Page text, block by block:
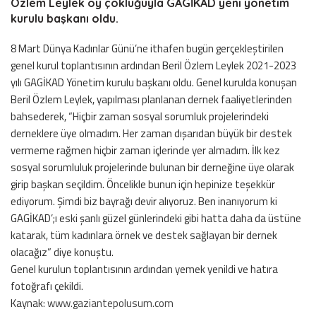
Özlem Leylek oy çokluğuyla GAGİKAD yeni yönetim
kurulu başkanı oldu.
8 Mart Dünya Kadınlar Günü’ne ithafen bugün gerçekleştirilen
genel kurul toplantısının ardından Beril Özlem Leylek 2021-2023
yılı GAGİKAD Yönetim kurulu başkanı oldu. Genel kurulda konuşan
Beril Özlem Leylek, yapılması planlanan dernek faaliyetlerinden
bahsederek, “Hiçbir zaman sosyal sorumluk projelerindeki
derneklere üye olmadım. Her zaman dışarıdan büyük bir destek
vermeme rağmen hiçbir zaman içlerinde yer almadım. İlk kez
sosyal sorumluluk projelerinde bulunan bir derneğine üye olarak
girip başkan seçildim. Öncelikle bunun için hepinize teşekkür
ediyorum. Şimdi biz bayrağı devir alıyoruz. Ben inanıyorum ki
GAGİKAD’;ı eski şanlı güzel günlerindeki gibi hatta daha da üstüne
katarak, tüm kadınlara örnek ve destek sağlayan bir dernek
olacağız” diye konuştu.
Genel kurulun toplantısının ardından yemek yenildi ve hatıra
fotoğrafı çekildi.
Kaynak:www.gaziantepolusum.com